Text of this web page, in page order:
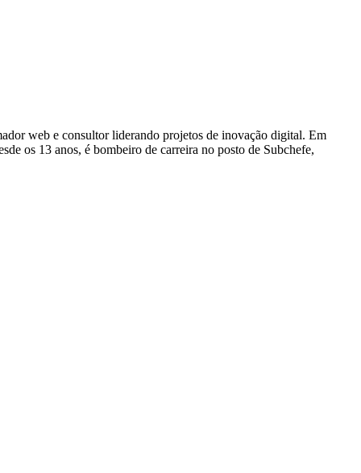
web e consultor liderando projetos de inovação digital. Em
os 13 anos, é bombeiro de carreira no posto de Subchefe,